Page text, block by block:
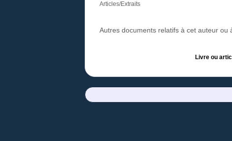
Articles/Extraits
Autres documents relatifs à cet auteur ou
Livre ou